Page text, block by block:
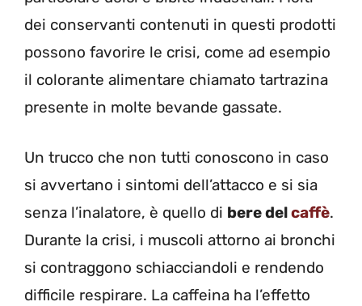
dei conservanti contenuti in questi prodotti
possono favorire le crisi, come ad esempio
il colorante alimentare chiamato tartrazina
presente in molte bevande gassate.
Un trucco che non tutti conoscono in caso
si avvertano i sintomi dell’attacco e si sia
senza l’inalatore, è quello di bere delcaffè.
Durante la crisi, i muscoli attorno ai bronchi
si contraggono schiacciandoli e rendendo
difficile respirare. La caffeina ha l’effetto